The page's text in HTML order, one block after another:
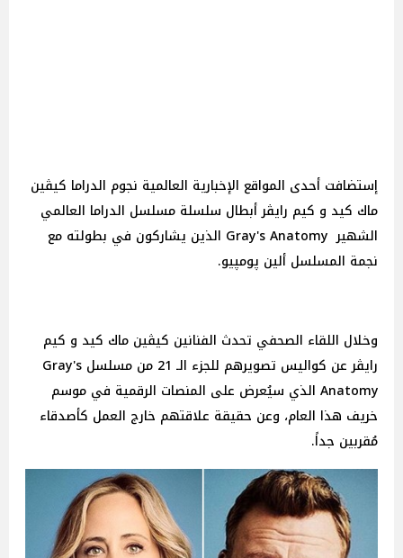
إستضافت أحدى المواقع الإخبارية العالمية نجوم الدراما كيڤين
ماك كيد و كيم رايڤر أبطال سلسلة مسلسل الدراما العالمي
الشهير Gray's Anatomy الذين يشاركون في بطولته مع
نجمة المسلسل ألين پومپيو.
وخلال اللقاء الصحفي تحدث الفنانين كيڤين ماك كيد و كيم
رايڤر عن كواليس تصويرهم للجزء الـ 21 من مسلسل Gray's
Anatomy الذي سيُعرض على المنصات الرقمية في موسم
خريف هذا العام، وعن حقيقة علاقتهم خارج العمل كأصدقاء
مُقربين جداً.